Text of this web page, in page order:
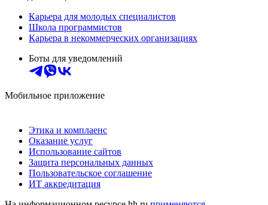
Карьера для молодых специалистов
Школа программистов
Карьера в некоммерческих организациях
Боты для уведомлений
Мобильное приложение
Этика и комплаенс
Оказание услуг
Использование сайтов
Защита персональных данных
Пользовательское соглашение
ИТ аккредитация